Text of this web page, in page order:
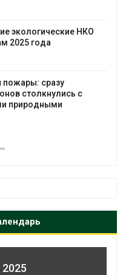
экологические НКО
2025 года
пожары: сразу
столкнулись с
природными